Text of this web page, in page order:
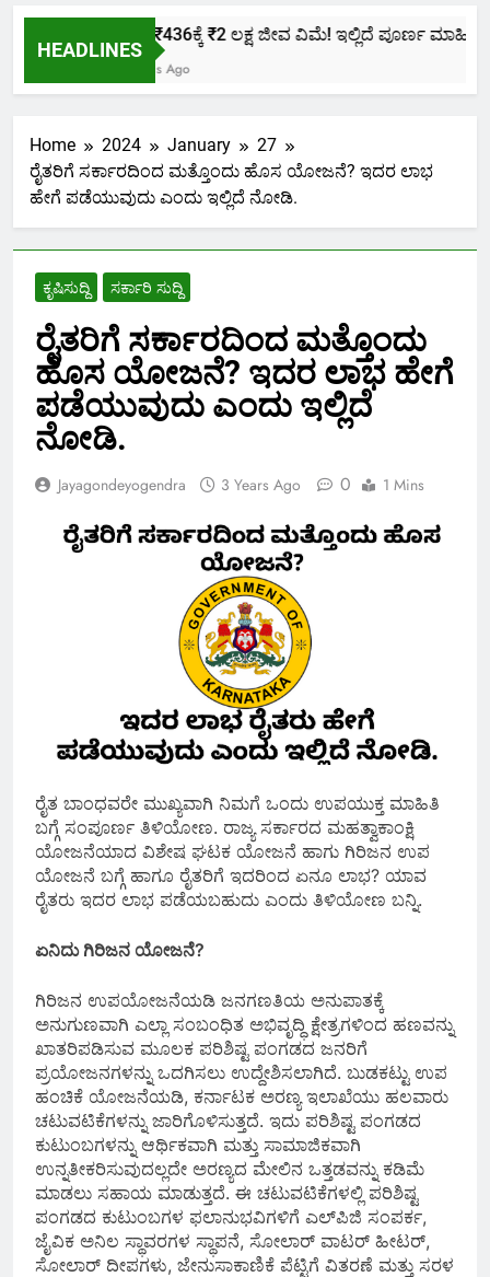
HEADLINES
ಕೇವಲ ₹436ಕ್ಕೆ ₹2 ಲಕ್ಷ ಜೀವ ವಿಮೆ! ಇಲ್ಲಿದೆ ಪೂರ್ಣ ಮಾಹಿತಿ.
2 Months Ago
Home 2024 January
27
ರೈತರಿಗೆ ಸರ್ಕಾರದಿಂದ ಮತ್ತೊಂದು ಹೊಸ ಯೋಜನೆ? ಇದರ ಲಾಭ
ಹೇಗೆ ಪಡೆಯುವುದು ಎಂದು ಇಲ್ಲಿದೆ ನೋಡಿ.
ಕೃಷಿಸುದ್ದಿ ಸರ್ಕಾರಿ ಸುದ್ದಿ
ರೈತರಿಗೆ ಸರ್ಕಾರದಿಂದ ಮತ್ತೊಂದು
ಹೊಸ ಯೋಜನೆ? ಇದರ ಲಾಭ ಹೇಗೆ
ಪಡೆಯುವುದು ಎಂದು ಇಲ್ಲಿದೆ
ನೋಡಿ.
Jayagondeyogendra 3 Years Ago 0 1 Mins
ರೈತ ಬಾಂಧವರೇ ಮುಖ್ಯವಾಗಿ ನಿಮಗೆ ಒಂದು ಉಪಯುಕ್ತ ಮಾಹಿತಿ
ಬಗ್ಗೆ ಸಂಪೂರ್ಣ ತಿಳಿಯೋಣ. ರಾಜ್ಯ ಸರ್ಕಾರದ ಮಹತ್ವಾಕಾಂಕ್ಷಿ
ಯೋಜನೆಯಾದ ವಿಶೇಷ ಘಟಕ ಯೋಜನೆ ಹಾಗು ಗಿರಿಜನ ಉಪ
ಯೋಜನೆ ಬಗ್ಗೆ ಹಾಗೂ ರೈತರಿಗೆ ಇದರಿಂದ ಏನೂ ಲಾಭ? ಯಾವ
ರೈತರು ಇದರ ಲಾಭ ಪಡೆಯಬಹುದು ಎಂದು ತಿಳಿಯೋಣ ಬನ್ನಿ.
ಏನಿದು ಗಿರಿಜನ ಯೋಜನೆ?
ಗಿರಿಜನ ಉಪಯೋಜನೆಯಡಿ ಜನಗಣತಿಯ ಅನುಪಾತಕ್ಕೆ
ಅನುಗುಣವಾಗಿ ಎಲ್ಲಾ ಸಂಬಂಧಿತ ಅಭಿವೃದ್ಧಿ ಕ್ಷೇತ್ರಗಳಿಂದ ಹಣವನ್ನು
ಖಾತರಿಪಡಿಸುವ ಮೂಲಕ ಪರಿಶಿಷ್ಟ ಪಂಗಡದ ಜನರಿಗೆ
ಪ್ರಯೋಜನಗಳನ್ನು ಒದಗಿಸಲು ಉದ್ದೇಶಿಸಲಾಗಿದೆ. ಬುಡಕಟ್ಟು ಉಪ
ಹಂಚಿಕೆ ಯೋಜನೆಯಡಿ, ಕರ್ನಾಟಕ ಅರಣ್ಯ ಇಲಾಖೆಯು ಹಲವಾರು
ಚಟುವಟಿಕೆಗಳನ್ನು ಜಾರಿಗೊಳಿಸುತ್ತದೆ. ಇದು ಪರಿಶಿಷ್ಟ ಪಂಗಡದ
ಕುಟುಂಬಗಳನ್ನು ಆರ್ಥಿಕವಾಗಿ ಮತ್ತು ಸಾಮಾಜಿಕವಾಗಿ
ಉನ್ನತೀಕರಿಸುವುದಲ್ಲದೇ ಅರಣ್ಯದ ಮೇಲಿನ ಒತ್ತಡವನ್ನು ಕಡಿಮೆ
ಮಾಡಲು ಸಹಾಯ ಮಾಡುತ್ತದೆ. ಈ ಚಟುವಟಿಕೆಗಳಲ್ಲಿ ಪರಿಶಿಷ್ಟ
ಪಂಗಡದ ಕುಟುಂಬಗಳ ಫಲಾನುಭವಿಗಳಿಗೆ ಎಲ್‌ಪಿಜಿ ಸಂಪರ್ಕ,
ಜೈವಿಕ ಅನಿಲ ಸ್ಥಾವರಗಳ ಸ್ಥಾಪನೆ, ಸೋಲಾರ್ ವಾಟರ್ ಹೀಟರ್,
ಸೋಲಾರ್ ದೀಪಗಳು, ಜೇನುಸಾಕಾಣಿಕೆ ಪೆಟ್ಟಿಗೆ ವಿತರಣೆ ಮತ್ತು ಸರಳ